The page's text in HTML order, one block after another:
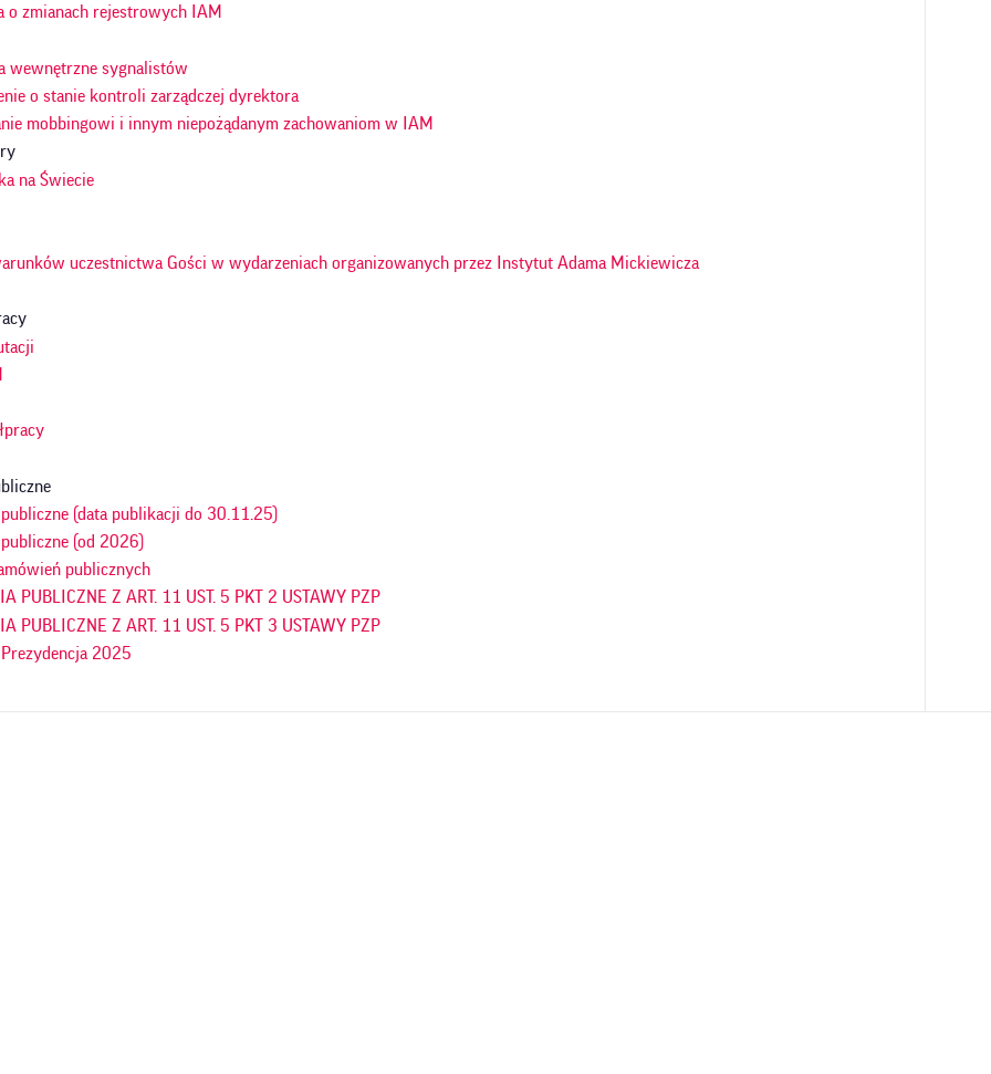
o zmianach rejestrowych IAM
wewnętrzne sygnalistów
o stanie kontroli zarządczej dyrektora
mobbingowi i innym niepożądanym zachowaniom w IAM
na Świecie
uczestnictwa Gości w wydarzeniach organizowanych przez Instytut Adama Mickiewicza
(data publikacji do 30.11.25)
(od 2026)
publicznych
PUBLICZNE Z ART. 11 UST. 5 PKT 2 USTAWY PZP
PUBLICZNE Z ART. 11 UST. 5 PKT 3 USTAWY PZP
2025